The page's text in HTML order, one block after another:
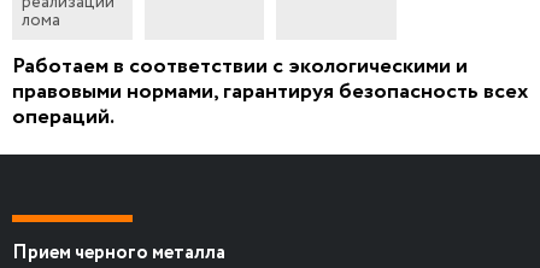
лома
Работаем в соответствии с экологическими и
правовыми нормами, гарантируя безопасность всех
операций.
Прием черного металла